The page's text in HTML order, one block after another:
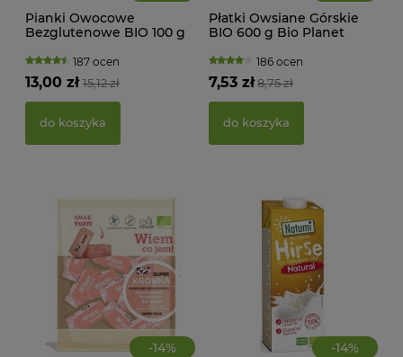
Pianki Owocowe
Bezglutenowe BIO 100 g
187 ocen
15,12 zł
13,00 zł
do koszyka
Płatki Owsiane Górskie
BIO 600 g Bio Planet
186 ocen
8,75 zł
7,53 zł
do koszyka
-14%
-14%